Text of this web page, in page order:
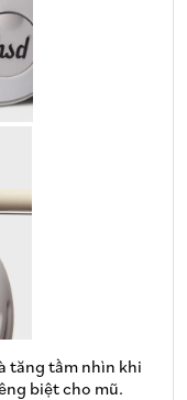
tăng tầm nhìn khi
biệt cho mũ.